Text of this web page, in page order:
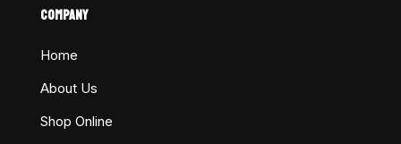
COMPANY
Home
About Us
Shop Online